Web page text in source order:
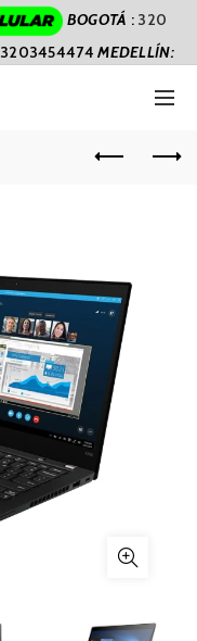
BOGOTÁ : 320
3203454474MEDELLÍN: